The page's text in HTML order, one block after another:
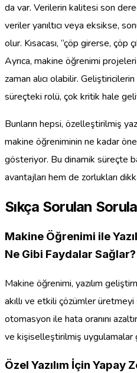
da var. Verilerin kalitesi son
veriler yanıltıcı veya eksikse,
olur. Kısacası, “çöp girerse, çöp
Ayrıca, makine öğrenimi
zaman alıcı olabilir.
süreçteki rolü, çok kritik hale
Bunların hepsi, özelleştirilmiş
makine öğreniminin ne kadar
gösteriyor. Bu dinamik süreçte
avantajları hem de zorlukları
Sıkça Sorulan
Makine Öğrenimi ile
Ne Gibi Faydalar Sağlar?
Makine öğrenimi, yazılım
akıllı ve etkili çözümler
otomasyon ile hata oranını
ve kişiselleştirilmiş uygulamalar
Özel Yazılım İçin Yapay